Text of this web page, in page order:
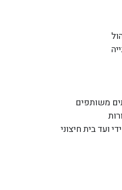
משותפים
ועד בית חיצוני